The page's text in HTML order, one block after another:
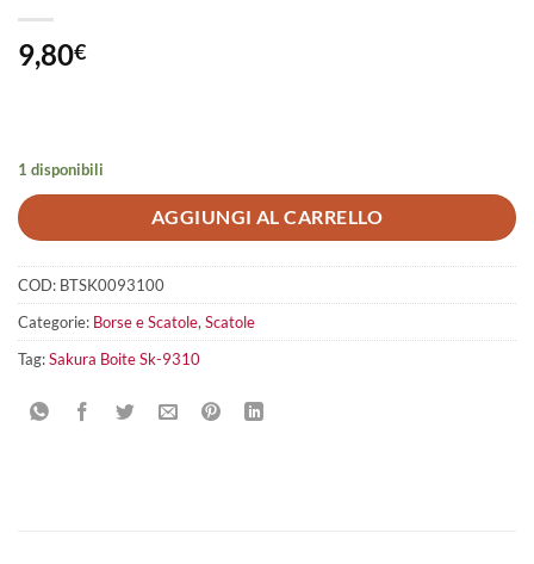
9,80€
1 disponibili
AGGIUNGI AL CARRELLO
COD: BTSK0093100
Categorie: Borse e Scatole, Scatole
Tag:Sakura Boite Sk-9310